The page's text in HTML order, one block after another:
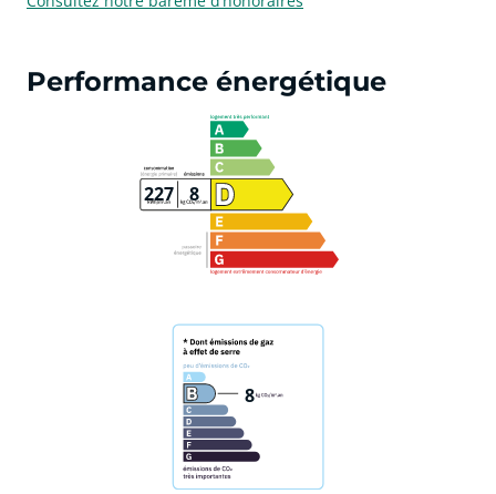
Performance énergétique
227 8
8